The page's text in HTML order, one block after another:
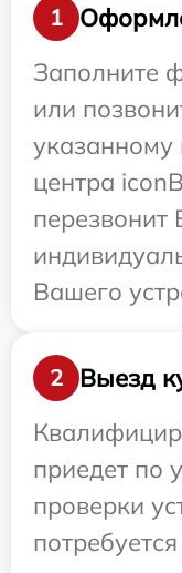
1
Заполните
или
указанному
центра
перезвонит
Вашего
2
Выезд
приедет по
проверки